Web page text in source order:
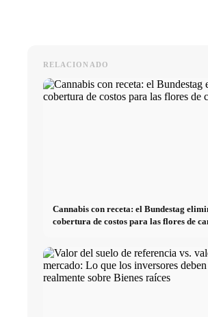
RELACIONADO
Cannabis con receta: el Bundestag
cobertura de costos para las flores de